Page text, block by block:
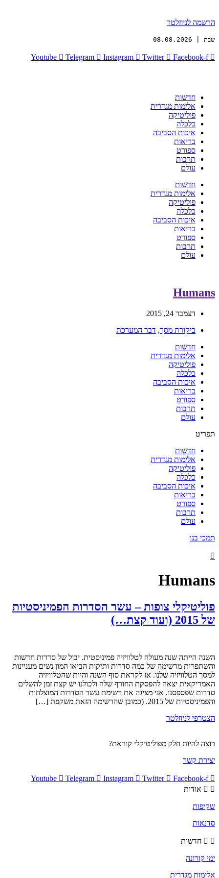
הרשמה לניוזלטר
שבת | 08.08.2026
Youtube Telegram Instagram Twitter Facebook-f
חדשות
אלימות מגדרית
פוליטיקה
כלכלה
איכות הסביבה
בריאות
ספורט
תרבות
עולם
חדשות
אלימות מגדרית
פוליטיקה
כלכלה
איכות הסביבה
בריאות
ספורט
תרבות
עולם
Humans
דצמבר 24, 2015
ביקורת מסך, דבר המערכת
חדשות
אלימות מגדרית
פוליטיקה
כלכלה
איכות הסביבה
בריאות
ספורט
תרבות
עולם
תפריט
חדשות
אלימות מגדרית
פוליטיקה
כלכלה
איכות הסביבה
בריאות
ספורט
תרבות
עולם
תמכי בנו
Humans
פוליטיקלי צופות – עשר הסדרות הפמיניסטיות
של 2015 (ועוד קצת…)
השנה הייתה שנה מעולה לטלוויזיה פמיניסטית. יבול של סדרות חדשות
והשתפרות מרשימה של כמה סדרות ותיקות הביאו המון נשים מעניינות
למסך הטלוויזיה שלנו. אז לקראת סוף השנה והיות שהטלוויזיה
האמריקאית יצאה להפסקת החורף שלה ולכולנו יש קצת זמן להשלים
סדרות שפספסנו, אני מציגה את רשימת עשר הסדרות המוצלחות
והפמיניסטיות של 2015. (כמובן שהרשימה הזאת משקפת […]
הצטרפי לניוזלטר
רוצה להיות חלק מפוליטיקלי קוראת?
יצירת קשר
Youtube Telegram Instagram Twitter
Facebook-f
אודות
שקיפות
סדנאות
חדשות
ימי קורונה
אלימות מגדרית